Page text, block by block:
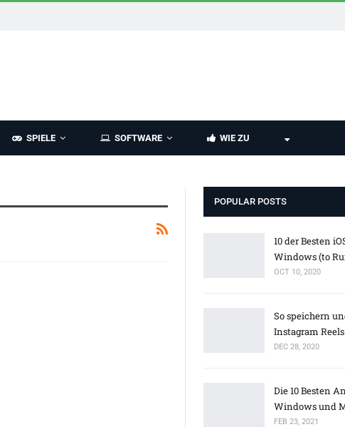
SPIELE SOFTWARE WIE ZU
POPULAR POSTS
10 der Besten
Windows (to
OCT 10, 2020
So speichern
Instagram Reels
DEC 28, 2020
Die 10 Besten
Windows und
FEB 23, 2021